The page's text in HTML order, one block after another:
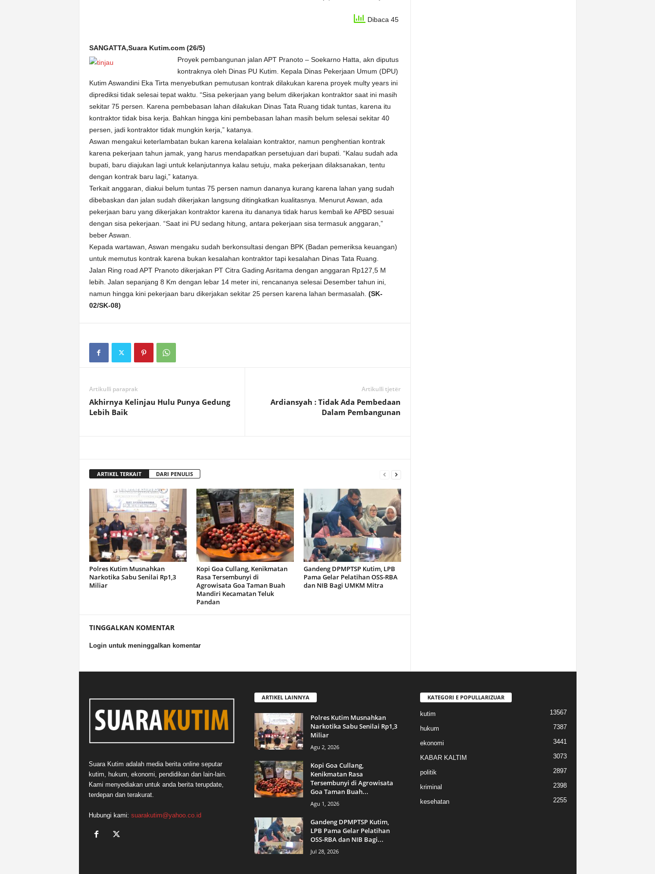
Dibaca 45
SANGATTA,Suara Kutim.com (26/5)
Proyek pembangunan jalan APT Pranoto – Soekarno Hatta, akn diputus
kontraknya oleh Dinas PU Kutim. Kepala Dinas Pekerjaan Umum (DPU)
Kutim Aswandini Eka Tirta menyebutkan pemutusan kontrak dilakukan karena proyek multy years ini
diprediksi tidak selesai tepat waktu. “Sisa pekerjaan yang belum dikerjakan kontraktor saat ini masih
sekitar 75 persen. Karena pembebasan lahan dilakukan Dinas Tata Ruang tidak tuntas, karena itu
kontraktor tidak bisa kerja. Bahkan hingga kini pembebasan lahan masih belum selesai sekitar 40
persen, jadi kontraktor tidak mungkin kerja,” katanya.
Aswan mengakui keterlambatan bukan karena kelalaian kontraktor, namun penghentian kontrak
karena pekerjaan tahun jamak, yang harus mendapatkan persetujuan dari bupati. “Kalau sudah ada
bupati, baru diajukan lagi untuk kelanjutannya kalau setuju, maka pekerjaan dilaksanakan, tentu
dengan kontrak baru lagi,” katanya.
Terkait anggaran, diakui belum tuntas 75 persen namun dananya kurang karena lahan yang sudah
dibebaskan dan jalan sudah dikerjakan langsung ditingkatkan kualitasnya. Menurut Aswan, ada
pekerjaan baru yang dikerjakan kontraktor karena itu dananya tidak harus kembali ke APBD sesuai
dengan sisa pekerjaan. “Saat ini PU sedang hitung, antara pekerjaan sisa termasuk anggaran,”
beber Aswan.
Kepada wartawan, Aswan mengaku sudah berkonsultasi dengan BPK (Badan pemeriksa keuangan)
untuk memutus kontrak karena bukan kesalahan kontraktor tapi kesalahan Dinas Tata Ruang.
Jalan Ring road APT Pranoto dikerjakan PT Citra Gading Asritama dengan anggaran Rp127,5 M
lebih. Jalan sepanjang 8 Km dengan lebar 14 meter ini, rencananya selesai Desember tahun ini,
namun hingga kini pekerjaan baru dikerjakan sekitar 25 persen karena lahan bermasalah. (SK-
02/SK-08)
Artikulli paraprak
Akhirnya Kelinjau Hulu Punya Gedung
Lebih Baik
Artikulli tjetër
Ardiansyah : Tidak Ada Pembedaan
Dalam Pembangunan
ARTIKEL TERKAIT DARI PENULIS
Polres Kutim Musnahkan
Narkotika Sabu Senilai Rp1,3
Miliar
Kopi Goa Cullang, Kenikmatan
Rasa Tersembunyi di
Agrowisata Goa Taman Buah
Mandiri Kecamatan Teluk
Pandan
Gandeng DPMPTSP Kutim, LPB
Pama Gelar Pelatihan OSS-RBA
dan NIB Bagi UMKM Mitra
TINGGALKAN KOMENTAR
Login untuk meninggalkan komentar
Suara Kutim adalah media berita online seputar
kutim, hukum, ekonomi, pendidikan dan lain-lain.
Kami menyediakan untuk anda berita terupdate,
terdepan dan terakurat.
Hubungi kami: suarakutim@yahoo.co.id
ARTIKEL LAINNYA
Polres Kutim Musnahkan
Narkotika Sabu Senilai Rp1,3
Miliar
Agu 2, 2026
Kopi Goa Cullang,
Kenikmatan Rasa
Tersembunyi di Agrowisata
Goa Taman Buah...
Agu 1, 2026
Gandeng DPMPTSP Kutim,
LPB Pama Gelar Pelatihan
OSS-RBA dan NIB Bagi...
Jul 28, 2026
KATEGORI E POPULLARIZUAR
kutim 13567
hukum 7387
ekonomi 3441
KABAR KALTIM 3073
politik 2897
kriminal 2398
kesehatan 2255